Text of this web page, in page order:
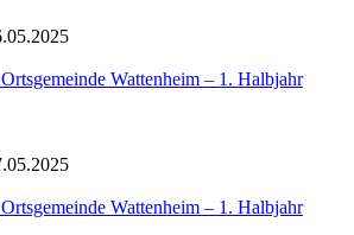
Wattenheim – 1. Halbjahr
Wattenheim – 1. Halbjahr